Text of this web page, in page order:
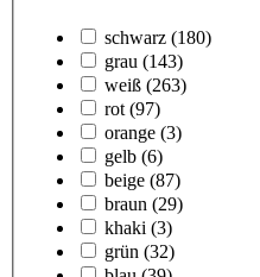
schwarz (180)
grau (143)
weiß (263)
rot (97)
orange (3)
gelb (6)
beige (87)
braun (29)
khaki (3)
grün (32)